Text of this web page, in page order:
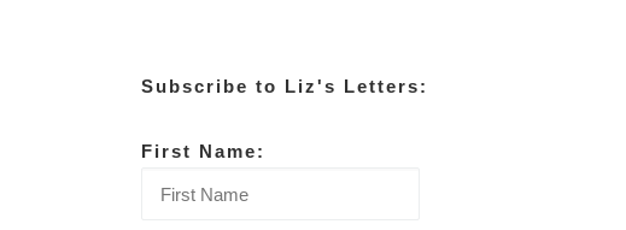
Subscribe to Liz's Letters:
First Name: